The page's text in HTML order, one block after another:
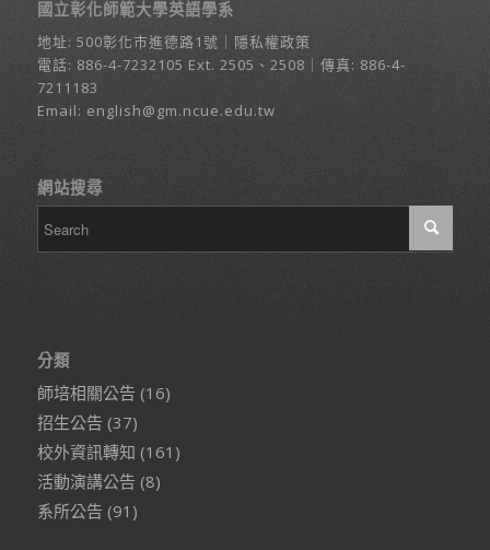
國立彰化師範大學英語學系
地址: 500彰化市進德路1號 ｜ 隱私權政策
電話: 886-4-7232105 Ext. 2505、2508｜傳真: 886-4-
7211183
Email: english@gm.ncue.edu.tw
網站搜尋
分類
師培相關公告 (16)
招生公告 (37)
校外資訊轉知 (161)
活動演講公告 (8)
系所公告 (91)